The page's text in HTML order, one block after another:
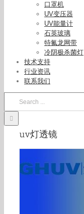
口罩机
UV变压器
UV能量计
石英玻璃
特氟龙网带
冷阴极杀菌灯
技术支持
行业资讯
联系我们
uv灯透镜